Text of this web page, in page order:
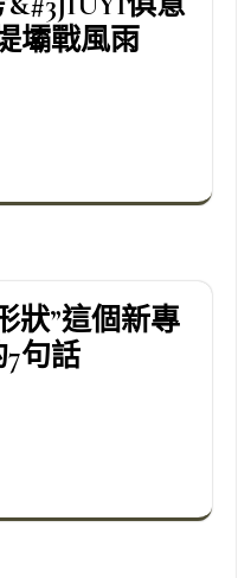
壩戰風雨
狀”這個新專
句話